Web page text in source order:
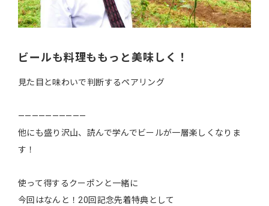
ビールも料理ももっと美味しく！
見た目と味わいで判断するペアリング
——————————
他にも盛り沢山、読んで学んでビールが一層楽しくなりま
す！
使って得するクーポンと一緒に
今回はなんと！20回記念先着特典として